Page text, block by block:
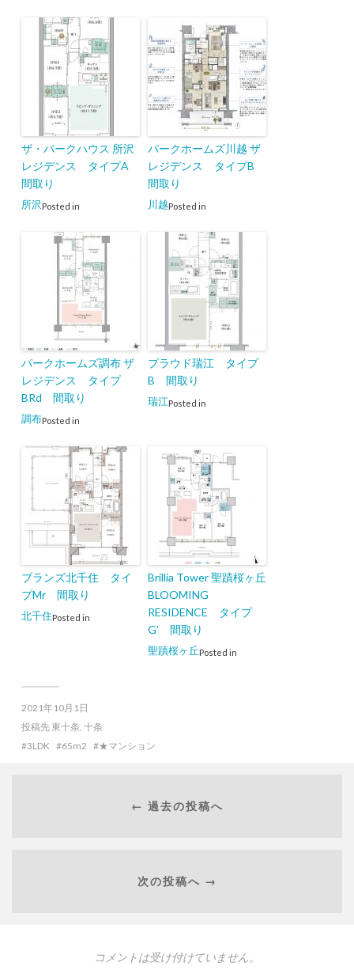
ザ・パークハウス 所沢
レジデンス タイプA
間取り
Posted in
所沢
パークホームズ川越 ザ
レジデンス タイプB
間取り
Posted in
川越
パークホームズ調布 ザ
レジデンス タイプ
BRd 間取り
Posted in
調布
プラウド瑞江 タイプ
B 間取り
Posted in
瑞江
ブランズ北千住 タイ
プMr 間取り
Posted in
北千住
Brillia Tower 聖蹟桜ヶ丘
BLOOMING
RESIDENCE タイプ
G’ 間取り
Posted in
聖蹟桜ヶ丘
2021年10月1日
投稿先 東十条 十条
3LDK
65m2 ★マンション
← 過去の投稿へ
次の投稿へ →
コメントは受け付けていません。